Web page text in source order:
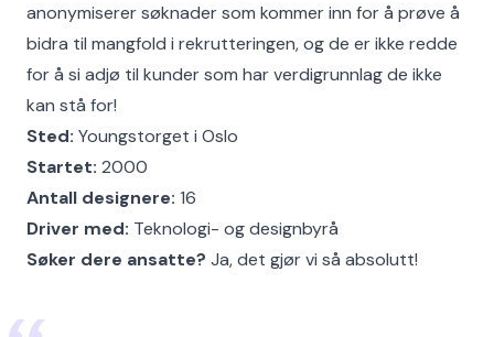
anonymiserer søknader som kommer inn for å prøve å
bidra til mangfold i rekrutteringen, og de er ikke redde
for å si adjø til kunder som har verdigrunnlag de ikke
kan stå for!
Sted: Youngstorget i Oslo
Startet: 2000
Antall designere: 16
Driver med: Teknologi- og designbyrå
Søker dere ansatte? Ja, det gjør vi så absolutt!